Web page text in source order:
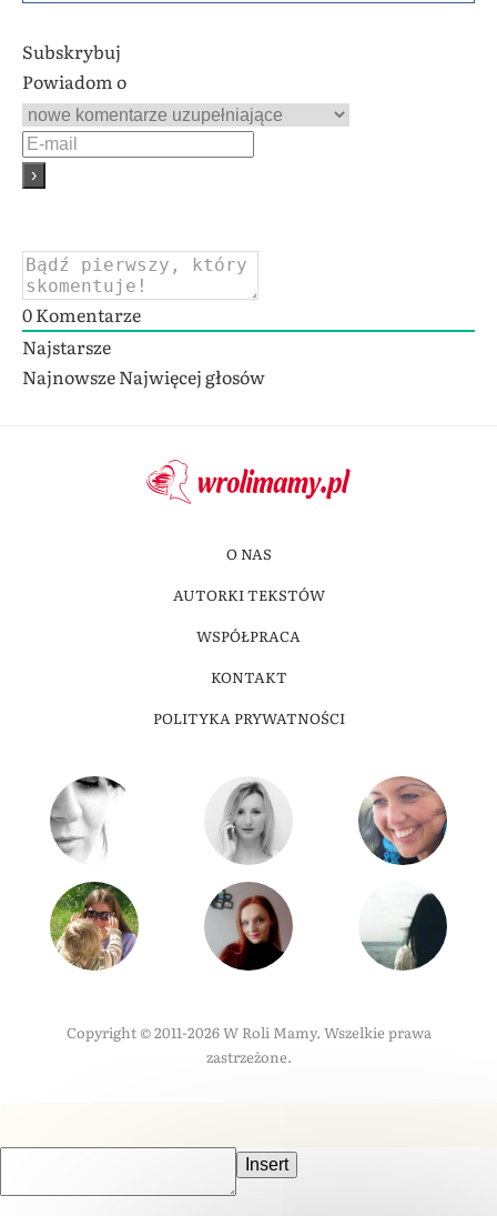
Subskrybuj
Powiadom o
0Komentarze
Najstarsze
NajnowszeNajwięcej głosów
O NAS
AUTORKI TEKSTÓW
WSPÓŁPRACA
KONTAKT
POLITYKA PRYWATNOŚCI
Copyright © 2011-2026 W Roli Mamy. Wszelkie prawa
zastrzeżone.
Insert